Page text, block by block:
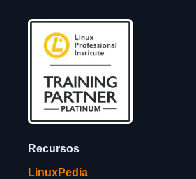
Recursos
LinuxPedia